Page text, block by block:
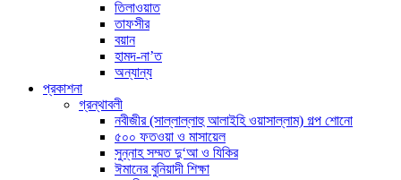
তিলাওয়াত
তাফসীর
বয়ান
হামদ-না’ত
অন্যান্য
প্রকাশনা
গ্রন্থাবলী
নবীজীর (সাল্লাল্লাহু আলাইহি ওয়াসাল্লাম) গল্প শোনো
৫০০ ফতওয়া ও মাসায়েল
সুন্নাহ সম্মত দু‘আ ও যিকির
ঈমানের বুনিয়াদী শিক্ষা